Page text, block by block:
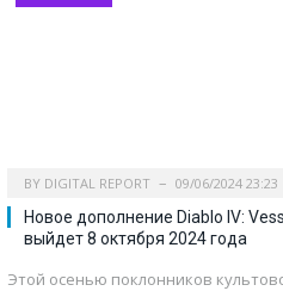
BY DIGITAL REPORT 09/06/2024 23:23
Новое дополнение Diablo IV:
выйдет 8 октября 2024 года
Этой осенью поклонников